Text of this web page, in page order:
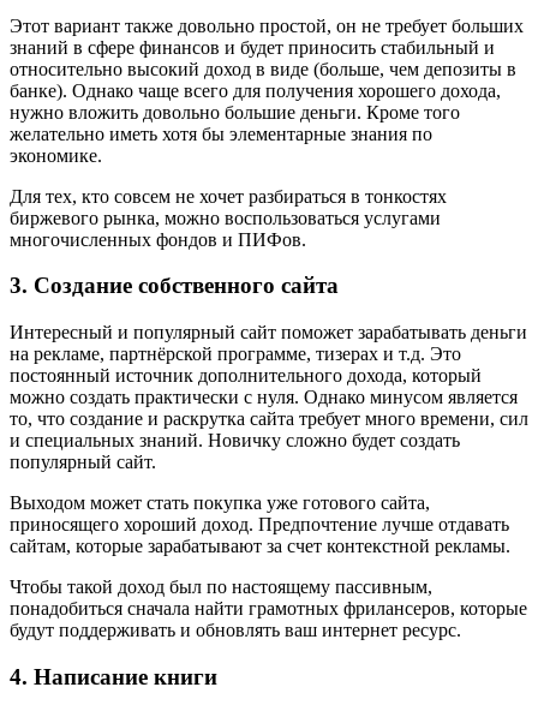
Этот вариант также довольно простой, он не требует больших
знаний в сфере финансов и будет приносить стабильный и
относительно высокий доход в виде (больше, чем депозиты в
банке). Однако чаще всего для получения хорошего дохода,
нужно вложить довольно большие деньги. Кроме того
желательно иметь хотя бы элементарные знания по
экономике.
Для тех, кто совсем не хочет разбираться в тонкостях
биржевого рынка, можно воспользоваться услугами
многочисленных фондов и ПИФов.
3. Создание собственного сайта
Интересный и популярный сайт поможет зарабатывать деньги
на рекламе, партнёрской программе, тизерах и т.д. Это
постоянный источник дополнительного дохода, который
можно создать практически с нуля. Однако минусом является
то, что создание и раскрутка сайта требует много времени, сил
и специальных знаний. Новичку сложно будет создать
популярный сайт.
Выходом может стать покупка уже готового сайта,
приносящего хороший доход. Предпочтение лучше отдавать
сайтам, которые зарабатывают за счет контекстной рекламы.
Чтобы такой доход был по настоящему пассивным,
понадобиться сначала найти грамотных фрилансеров, которые
будут поддерживать и обновлять ваш интернет ресурс.
4. Написание книги